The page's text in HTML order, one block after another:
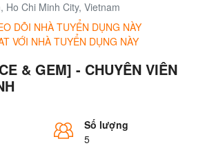
Ho Chi Minh City, Vietnam
DÕI NHÀ TUYỂN DỤNG NÀY
VỚI NHÀ TUYỂN DỤNG NÀY
& GEM] - CHUYÊN VIÊN
Số lượng
5